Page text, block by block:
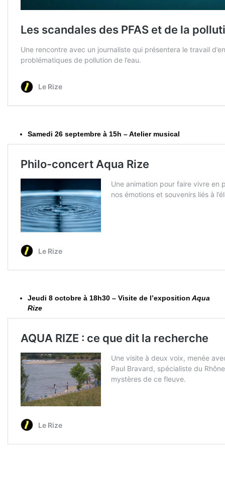
Samedi 26 septembre à 15h – Atelier musical
Jeudi 8 octobre à 18h30 – Visite de l’exposition Aqua
Rize